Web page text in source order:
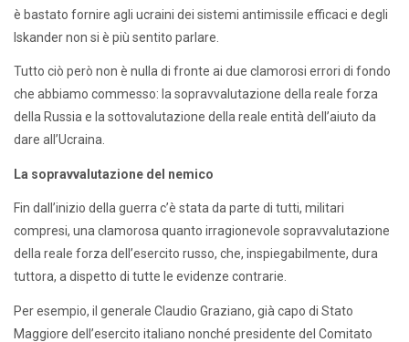
è bastato fornire agli ucraini dei sistemi antimissile efficaci e degli
Iskander non si è più sentito parlare.
Tutto ciò però non è nulla di fronte ai due clamorosi errori di fondo
che abbiamo commesso: la sopravvalutazione della reale forza
della Russia e la sottovalutazione della reale entità dell’aiuto da
dare all’Ucraina.
La sopravvalutazione del nemico
Fin dall’inizio della guerra c’è stata da parte di tutti, militari
compresi, una clamorosa quanto irragionevole sopravvalutazione
della reale forza dell’esercito russo, che, inspiegabilmente, dura
tuttora, a dispetto di tutte le evidenze contrarie.
Per esempio, il generale Claudio Graziano, già capo di Stato
Maggiore dell’esercito italiano nonché presidente del Comitato